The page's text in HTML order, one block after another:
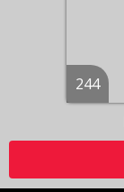
244